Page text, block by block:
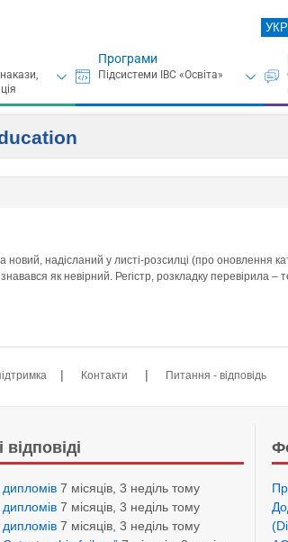
УКР
Програми
новий, надісланий у листі-розсилці (про оновлення
як невірний. Регістр, розкладку
| Контакти | Питання - відповідь
7 місяців, 3 неділь тому
7 місяців, 3 неділь тому
7 місяців, 3 неділь тому